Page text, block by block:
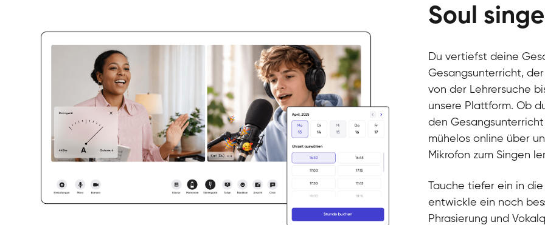
Gesang /
Julia
Gesang /
Patricia
Gesang /
Sonja
Gesang /
Giulia
Gesang /
Linda
Gesang /
Dirk
Gesang /
Mehira
Gesang /
Klara
Gesang /
Soul
Du vertiefst deine
Gesangsunterricht,
von der Lehrersuche
unsere Plattform. Ob
den
mühelos online über
Mikrofon zum Singen
Tauche tiefer ein in die
entwickle ein noch
Phrasierung und